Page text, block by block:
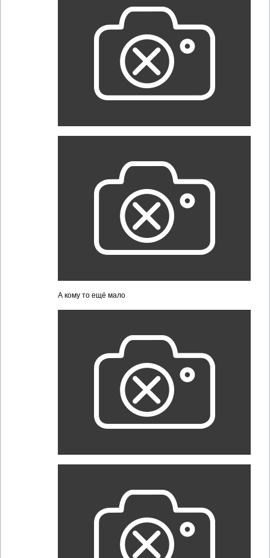
А кому то ещё мало